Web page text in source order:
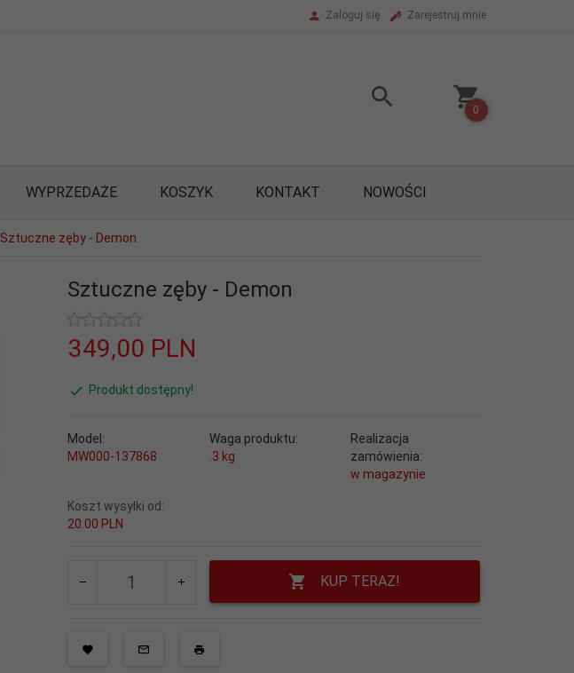
Zaloguj się Zarejestruj mnie
0
WYPRZEDAŻE KOSZYK KONTAKT NOWOŚCI
Sztuczne zęby - Demon
Sztuczne zęby - Demon
349,00 PLN
Produkt dostępny!
Model:
MW000-137868
Waga produktu:
.3 kg
Realizacja
zamówienia:
w magazynie
Koszt wysyłki od:
20.00 PLN
KUP TERAZ!